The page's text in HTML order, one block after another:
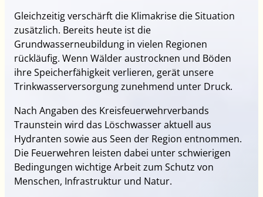
Gleichzeitig verschärft die Klimakrise die Situation
zusätzlich. Bereits heute ist die
Grundwasserneubildung in vielen Regionen
rückläufig. Wenn Wälder austrocknen und Böden
ihre Speicherfähigkeit verlieren, gerät unsere
Trinkwasserversorgung zunehmend unter Druck.
Nach Angaben des Kreisfeuerwehrverbands
Traunstein wird das Löschwasser aktuell aus
Hydranten sowie aus Seen der Region entnommen.
Die Feuerwehren leisten dabei unter schwierigen
Bedingungen wichtige Arbeit zum Schutz von
Menschen, Infrastruktur und Natur.